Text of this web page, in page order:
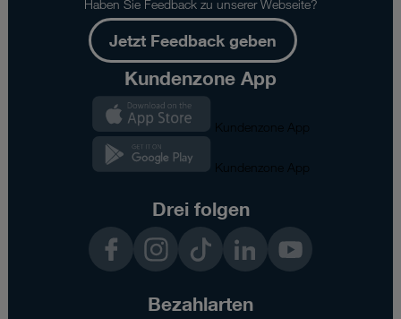
Haben Sie Feedback zu unserer Webseite?
Jetzt Feedback geben
Kundenzone App
Kundenzone App
Kundenzone App
Drei folgen
InstagramTikTok LinkedIn YouTube
Bezahlarten